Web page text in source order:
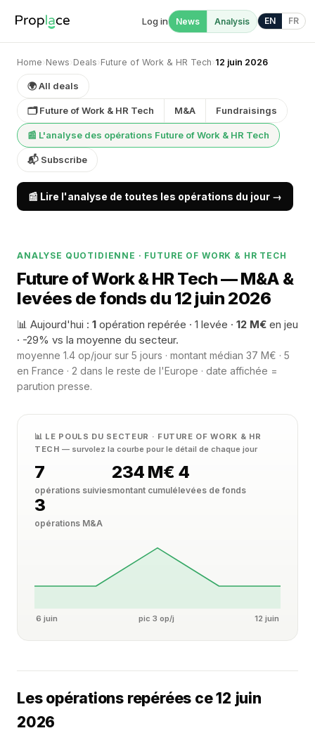
Log in News Analysis EN FR
Home› News› Deals› Future of Work & HR Tech› 12 juin 2026
🌍 All deals
🗂 Future of Work & HR Tech M&A Fundraisings
📰 L'analyse des opérations Future of Work & HR Tech
📬 Subscribe
📰 Lire l'analyse de toutes les opérations du jour →
ANALYSE QUOTIDIENNE · FUTURE OF WORK & HR TECH
Future of Work & HR Tech — M&A &
levées de fonds du 12 juin 2026
📊 Aujourd'hui : 1 opération repérée · 1 levée · 12 M€ en jeu
· -29% vs la moyenne du secteur.
moyenne 1.4 op/jour sur 5 jours · montant médian 37 M€ · 5
en France · 2 dans le reste de l'Europe · date affichée =
parution presse.
📊 LE POULS DU SECTEUR · FUTURE OF WORK & HR
TECH— survolez la courbe pour le détail de chaque jour
7
opérations suivies
234 M€
montant cumulé
4
levées de fonds
3
opérations M&A
6 juin pic 3 op/j 12 juin
Les opérations repérées ce 12 juin
2026